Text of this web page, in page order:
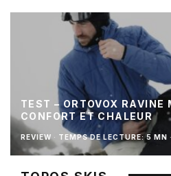
TEST – ORTOVOX RAVINE
CONFORT ET CHALEUR
REVIEW · TEMPS DE LECTURE: 5 MN ·